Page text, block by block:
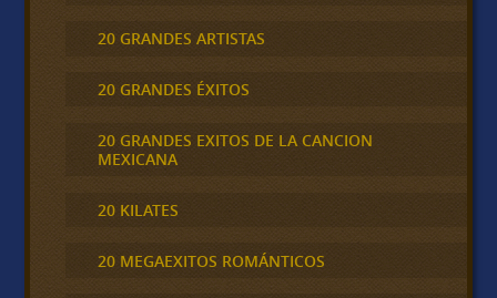
20 GRANDES ARTISTAS
20 GRANDES ÉXITOS
20 GRANDES EXITOS DE LA CANCION
MEXICANA
20 KILATES
20 MEGAEXITOS ROMÁNTICOS